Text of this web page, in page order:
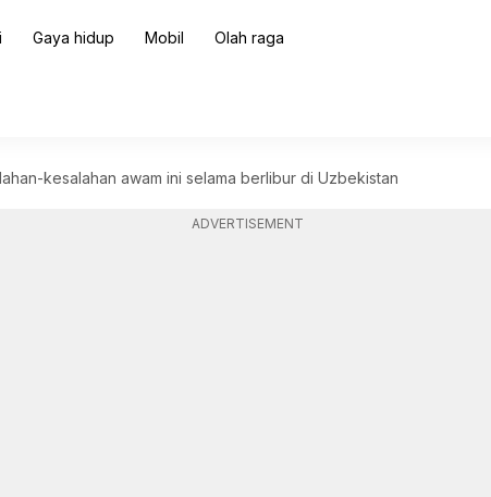
Gaya hidup Mobil Olah raga
kesalahan awam ini selama berlibur di Uzbekistan
ADVERTISEMENT